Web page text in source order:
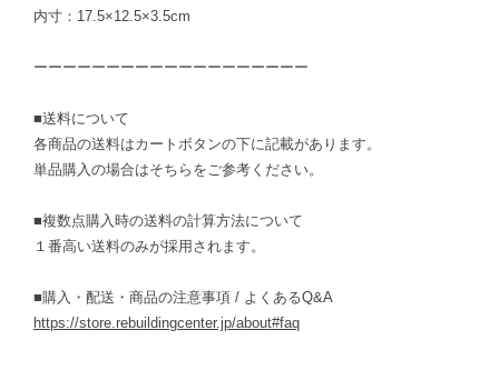
内寸：17.5×12.5×3.5cm
ーーーーーーーーーーーーーーーーーーー
■送料について
各商品の送料はカートボタンの下に記載があります。
単品購入の場合はそちらをご参考ください。
■複数点購入時の送料の計算方法について
１番高い送料のみが採用されます。
■購入・配送・商品の注意事項 / よくあるQ&A
https://store.rebuildingcenter.jp/about#faq